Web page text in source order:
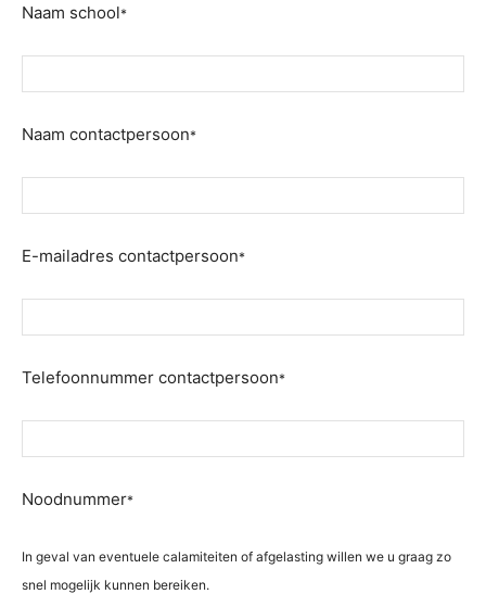
Naam school*
Naam contactpersoon*
E-mailadres contactpersoon*
Telefoonnummer contactpersoon*
Noodnummer*
In geval van eventuele calamiteiten of afgelasting willen we u graag zo
snel mogelijk kunnen bereiken.